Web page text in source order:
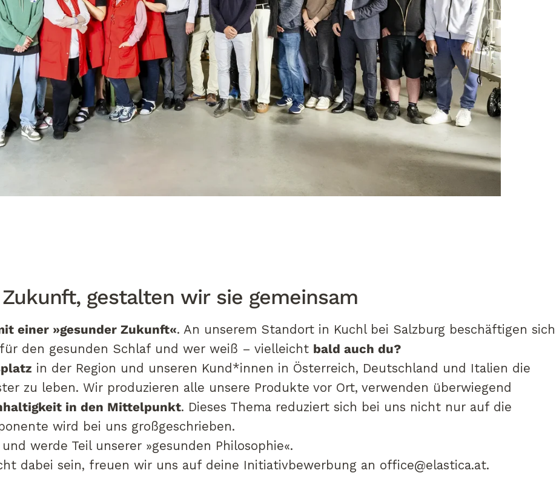
Zukunft, gestalten wir sie gemeinsam
einer »gesunder Zukunft«. An unserem Standort in Kuchl bei Salzburg beschäftigen sich
den gesunden Schlaf und wer weiß – vielleicht bald auch du?
in der Region und unseren Kund*innen in Österreich, Deutschland und Italien die
zu leben. Wir produzieren alle unsere Produkte vor Ort, verwenden überwiegend
in den Mittelpunkt. Dieses Thema reduziert sich bei uns nicht nur auf die
wird bei uns großgeschrieben.
werde Teil unserer »gesunden Philosophie«.
dabei sein, freuen wir uns auf deine Initiativbewerbung an office@elastica.at.